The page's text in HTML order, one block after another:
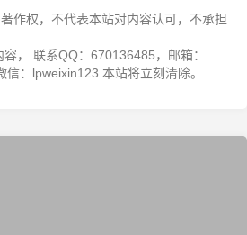
作权，不代表本站对内容认可，不承担
， 联系QQ：670136485，邮箱：
：lpweixin123 本站将立刻清除。